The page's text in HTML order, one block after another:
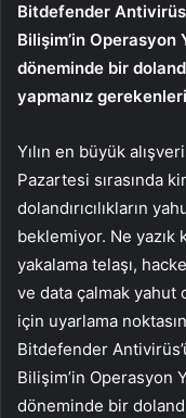
Bitdefender
Bilişim’in
döneminde bir
yapmanız
Yılın en büyük
Pazartesi sırasında
dolandırıcılıkların
beklemiyor. Ne yazık
yakalama telaşı,
ve data çalmak
için uyarlama
Bitdefender
Bilişim’in Operasyon
döneminde bir